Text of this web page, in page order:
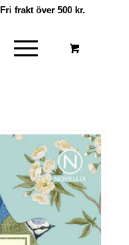
frakt över 500 kr.